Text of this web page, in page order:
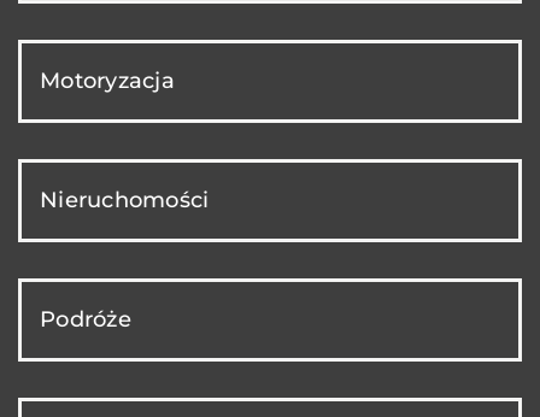
Motoryzacja
Nieruchomości
Podróże